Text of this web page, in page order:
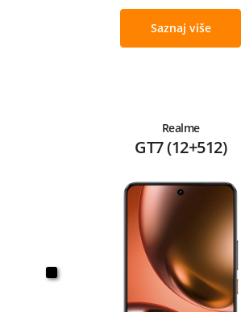
Saznaj više
Realme
GT7 (12+512)